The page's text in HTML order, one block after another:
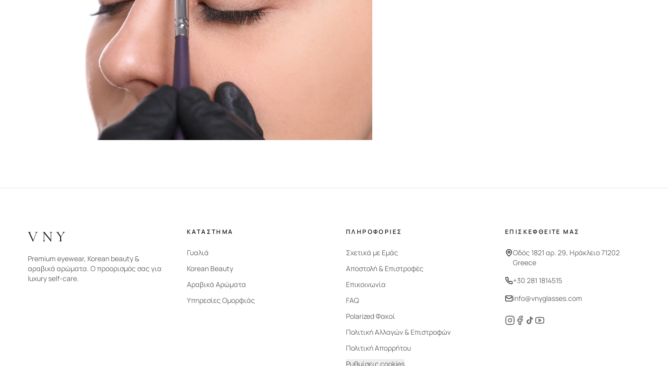
VNY
Premium eyewear, Korean beauty &
αραβικά αρώματα. Ο προορισμός σας για
luxury self-care.
ΚΑΤΑΣΤΗΜΑ
Γυαλιά
Korean Beauty
Αραβικά Αρώματα
Υπηρεσίες Ομορφιάς
ΠΛΗΡΟΦΟΡΙΕΣ
Σχετικά με Εμάς
Αποστολή & Επιστροφές
Επικοινωνία
FAQ
Polarized Φακοί
Πολιτική Αλλαγών & Επιστροφών
Πολιτική Απορρήτου
Ρυθμίσεις cookies
ΕΠΙΣΚΕΦΘΕΙΤΕ ΜΑΣ
Οδός 1821 αρ. 29, Ηράκλειο 71202
Greece
+30 281 1814515
info@vnyglasses.com